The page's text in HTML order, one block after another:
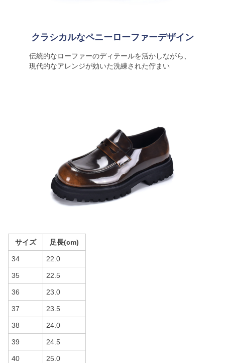
クラシカルなペニーローファーデザイン
伝統的なローファーのディテールを活かしながら、
現代的なアレンジが効いた洗練された佇まい
サイズ 足長(cm)
34 22.0
35 22.5
36 23.0
37 23.5
38 24.0
39 24.5
40 25.0